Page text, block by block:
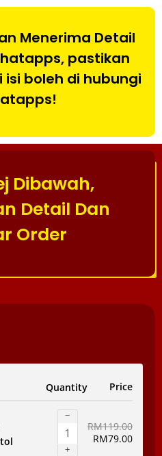
Menerima Detail
pastikan
boleh di hubungi
Dibawah,
Detail Dan
Order
Quantity Price
−
+
RM119.00
RM79.00